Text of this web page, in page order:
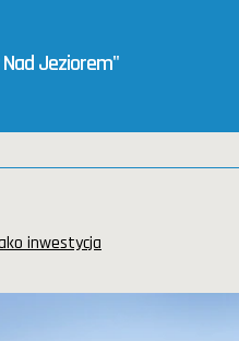
Jeziorem"
inwestycja